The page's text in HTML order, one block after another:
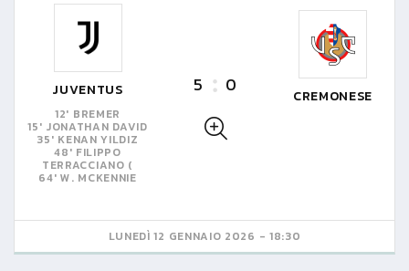
JUVENTUS
12' BREMER
15' JONATHAN DAVID
35' KENAN YILDIZ
48' FILIPPO
TERRACCIANO (
64' W. MCKENNIE
5 0 CREMONESE
LUNEDÌ 12 GENNAIO 2026 - 18:30